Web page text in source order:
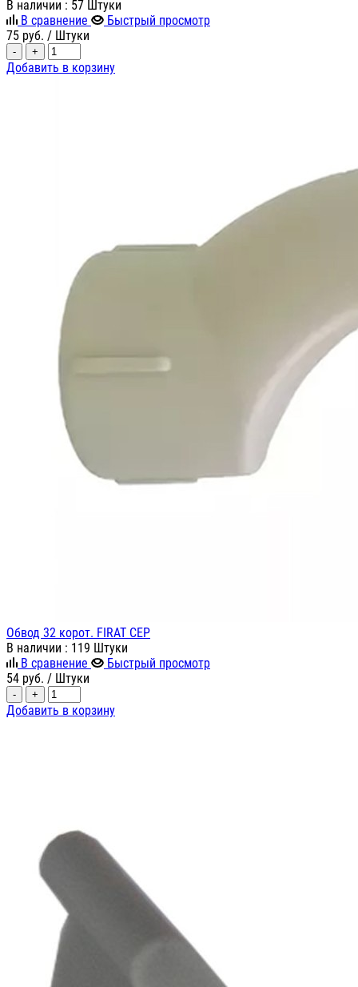
В наличии : 57 Штуки
В сравнение
Быстрый просмотр
75 руб. / Штуки
- +
Добавить в корзину
Обвод 32 корот. FIRAT СЕР
В наличии : 119 Штуки
В сравнение
Быстрый просмотр
54 руб. / Штуки
- +
Добавить в корзину